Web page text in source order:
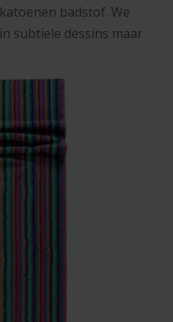
badstof. We
subtiele dessins maar